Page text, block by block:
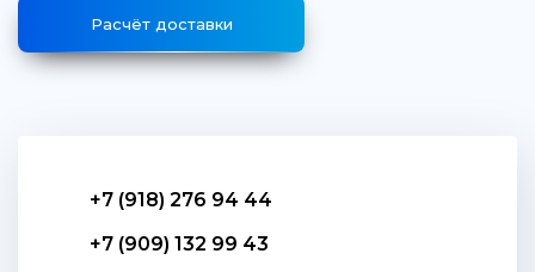
Расчёт доставки
+7 (918) 276 94 44
+7 (909) 132 99 43